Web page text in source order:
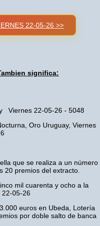
22-05-26 >>
significa:
Viernes 22-05-26 - 5048
Oro Uruguay, Viernes
que se realiza a un número
20 premios del extracto.
mil cuarenta y ocho a la
22-05-26
euros en Ubeda, Lotería
por doble salto de banca